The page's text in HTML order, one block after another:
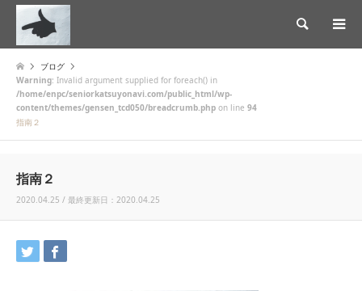
検索
ブログ
Warning: Invalid argument supplied for foreach() in
/home/enpc/seniorkatsuyonavi.com/public_html/wp-
content/themes/gensen_tcd050/breadcrumb.php on line 94
指南２
指南２
2020.04.25 / 最終更新日：2020.04.25